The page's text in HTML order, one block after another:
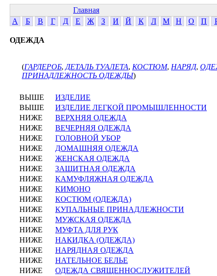
Главная
А
Б В Г Д Е Ж З И Й К Л М Н О П
ОДЕЖДА
(ГАРДЕРОБ, ДЕТАЛЬ ТУАЛЕТА, КОСТЮМ, НАРЯД,
ПРИНАДЛЕЖНОСТЬ ОДЕЖДЫ)
ВЫШЕ
ИЗДЕЛИЕ
ВЫШЕ
ИЗДЕЛИЕ ЛЕГКОЙ ПРОМЫШЛЕННОСТИ
НИЖЕ
ВЕРХНЯЯ ОДЕЖДА
НИЖЕ
ВЕЧЕРНЯЯ ОДЕЖДА
НИЖЕ
ГОЛОВНОЙ УБОР
НИЖЕ
ДОМАШНЯЯ ОДЕЖДА
НИЖЕ
ЖЕНСКАЯ ОДЕЖДА
НИЖЕ
ЗАЩИТНАЯ ОДЕЖДА
НИЖЕ
КАМУФЛЯЖНАЯ ОДЕЖДА
НИЖЕ
КИМОНО
НИЖЕ
КОСТЮМ (ОДЕЖДА)
НИЖЕ
КУПАЛЬНЫЕ ПРИНАДЛЕЖНОСТИ
НИЖЕ
МУЖСКАЯ ОДЕЖДА
НИЖЕ
МУФТА ДЛЯ РУК
НИЖЕ
НАКИДКА (ОДЕЖДА)
НИЖЕ
НАРЯДНАЯ ОДЕЖДА
НИЖЕ
НАТЕЛЬНОЕ БЕЛЬЕ
НИЖЕ
ОДЕЖДА СВЯЩЕННОСЛУЖИТЕЛЕЙ